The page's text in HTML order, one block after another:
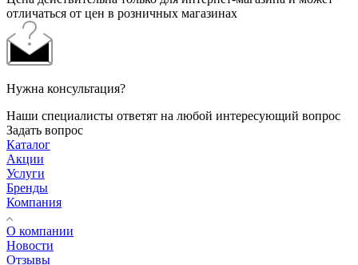
отличаться от цен в розничных магазинах
Нужна консультация?
Наши специалисты ответят на любой интересующий вопрос
Задать вопрос
Каталог
Акции
Услуги
Бренды
Компания
О компании
Новости
Отзывы